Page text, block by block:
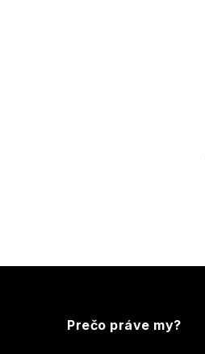
Prečo práve my?